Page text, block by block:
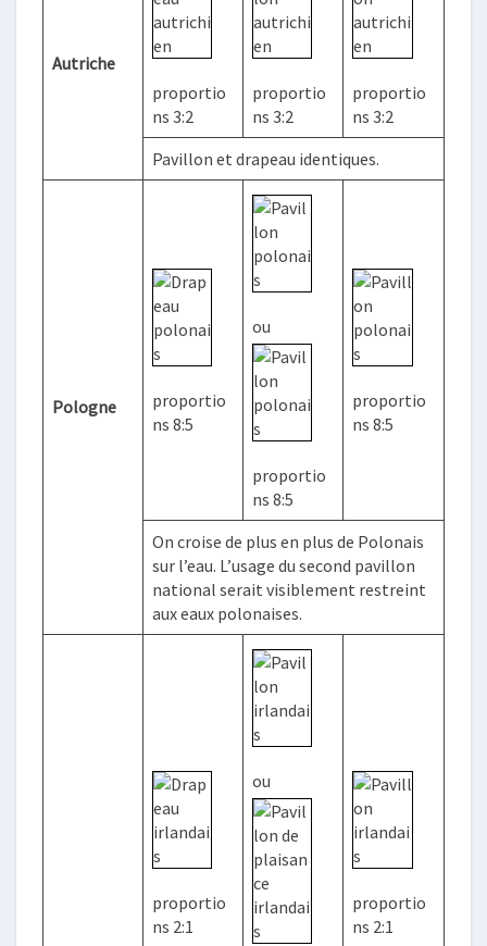
Autriche
proportio
ns 3:2
proportio
ns 3:2
proportio
ns 3:2
Pavillon et drapeau identiques.
Pologne
proportio
ns 8:5
ou
proportio
ns 8:5
proportio
ns 8:5
On croise de plus en plus de Polonais
sur l’eau. L’usage du second pavillon
national serait visiblement restreint
aux eaux polonaises.
proportio
ns 2:1
ou
proportio
ns 2:1